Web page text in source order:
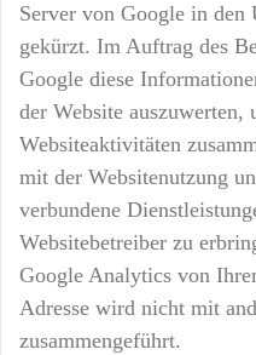
Server von Google in den
gekürzt. Im Auftrag des
Google diese
der Website auszuwerten,
Websiteaktivitäten
mit der Websitenutzung
verbundene
Websitebetreiber zu
Google Analytics von
Adresse wird nicht mit
zusammengeführt.